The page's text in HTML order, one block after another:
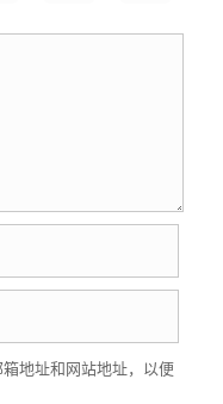
地址和网站地址，以便